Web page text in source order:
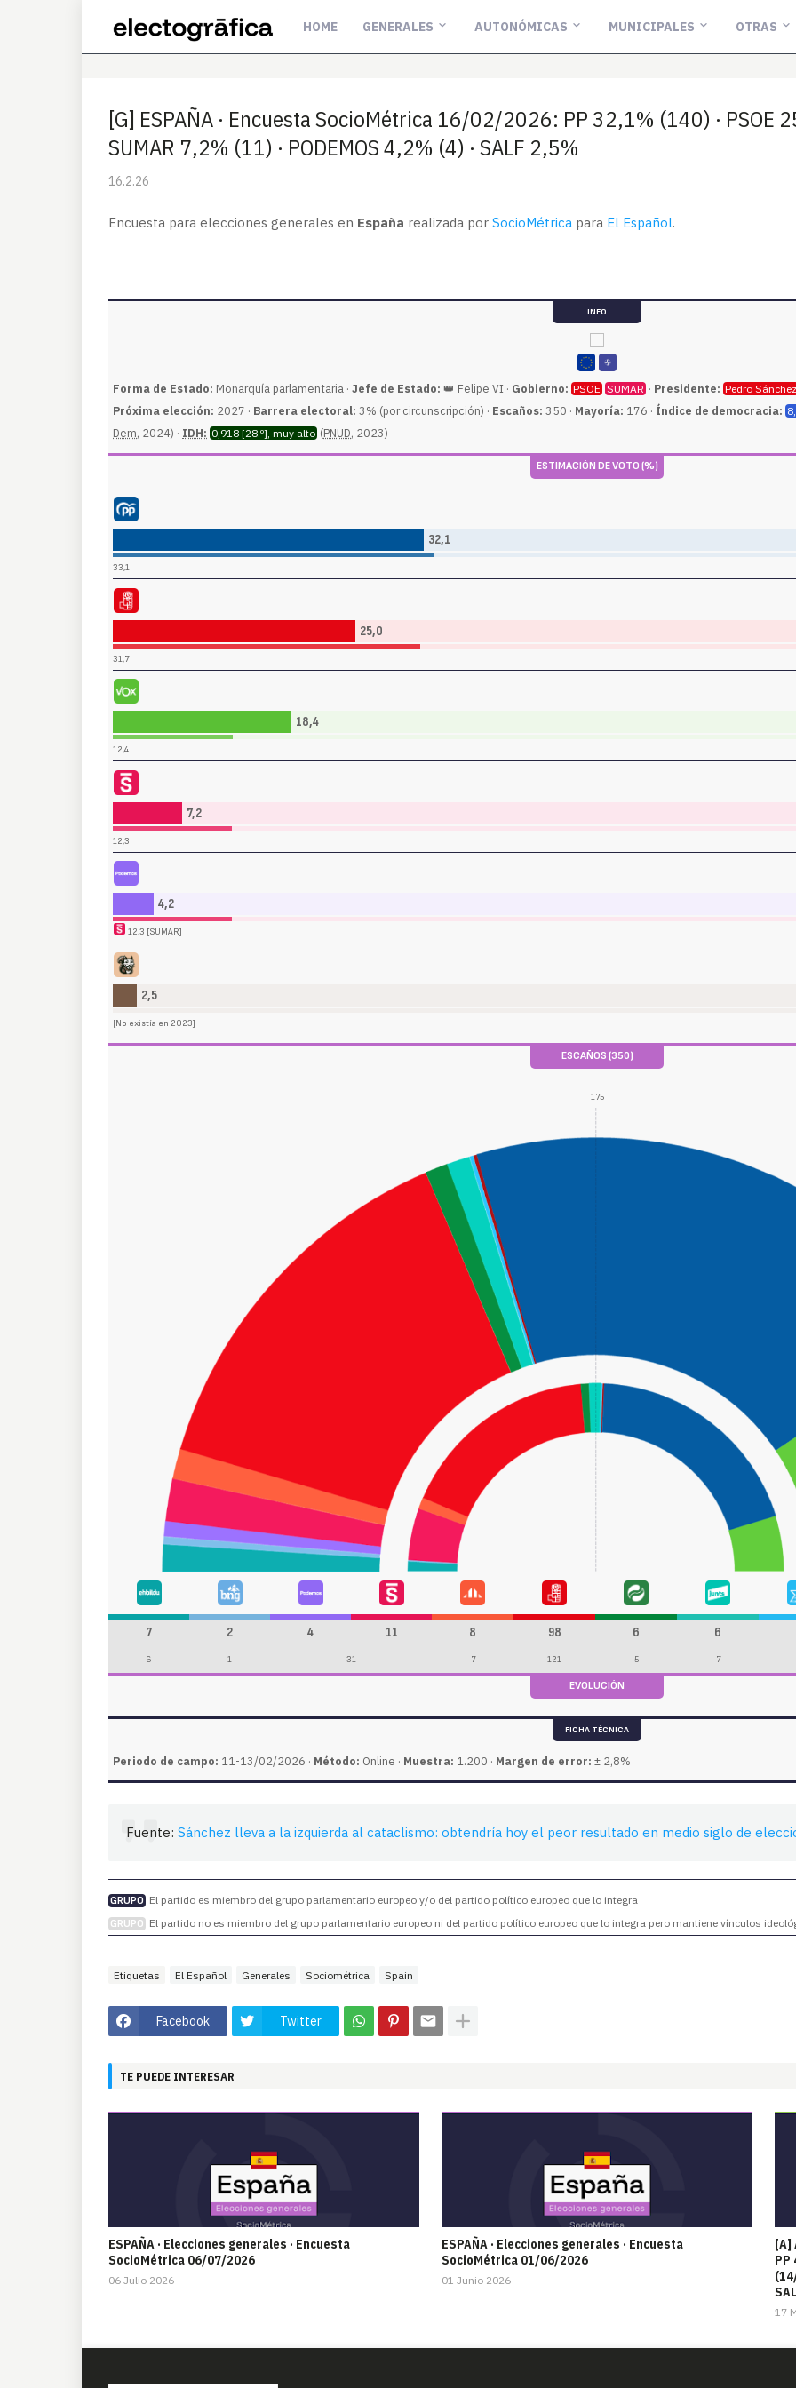
HOME GENERALES AUTONÓMICAS MUNICIPALES OTRAS
[G] ESPAÑA · Encuesta SocioMétrica 16/02/2026: PP 32,1% (140) · PSOE
SUMAR 7,2% (11) · PODEMOS 4,2% (4) · SALF 2,5%
16.2.26
Encuesta para elecciones generales en España realizada por SocioMétrica para El Español.
INFO
Forma de Estado: Monarquía parlamentaria · Jefe de Estado: 👑 Felipe VI · Gobierno: PSOE SUMAR · Presidente: Pedro Sánchez
Próxima elección: 2027 · Barrera electoral: 3% (por circunscripción) · Escaños: 350 · Mayoría: 176 · Índice de democracia:
Dem, 2024) · IDH: 0,918 [28.º], muy alto (PNUD, 2023)
ESTIMACIÓN DE VOTO (%)
Partido Popular (PP)
32,1
33,1
Partido Socialista Obrero Español (PSOE)
25,0
31,7
Vox (VOX)
18,4
12,4
Sumar (SUMAR)
7,2
12,3
Podemos (PODEMOS)
4,2
12,3 [SUMAR]
Se Acabó La Fiesta (SALF)
2,5
[No existía en 2023]
ESCAÑOS (350)
175
7 2 4 11 8 98 6 6
6 1 31 7 121 5 7
EVOLUCIÓN
FICHA TÉCNICA
Periodo de campo: 11-13/02/2026 · Método: Online · Muestra: 1.200 · Margen de error: ± 2,8%
Fuente: Sánchez lleva a la izquierda al cataclismo: obtendría hoy el peor resultado en medio siglo de
GRUPO El partido es miembro del grupo parlamentario europeo y/o del partido político europeo que lo integra
GRUPO El partido no es miembro del grupo parlamentario europeo ni del partido político europeo que lo integra pero mantiene vínculos
Etiquetas El Español Generales Sociométrica Spain
Facebook Twitter
TE PUEDE INTERESAR
ESPAÑA · Elecciones generales · Encuesta
SocioMétrica 06/07/2026
06 Julio 2026
ESPAÑA · Elecciones generales · Encuesta
SocioMétrica 01/06/2026
01 Junio 2026
[A]
PP
17